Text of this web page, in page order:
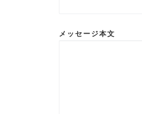
メッセージ本文